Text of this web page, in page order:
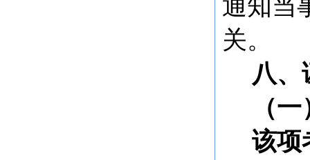
通知当
关。
八、
（
该项